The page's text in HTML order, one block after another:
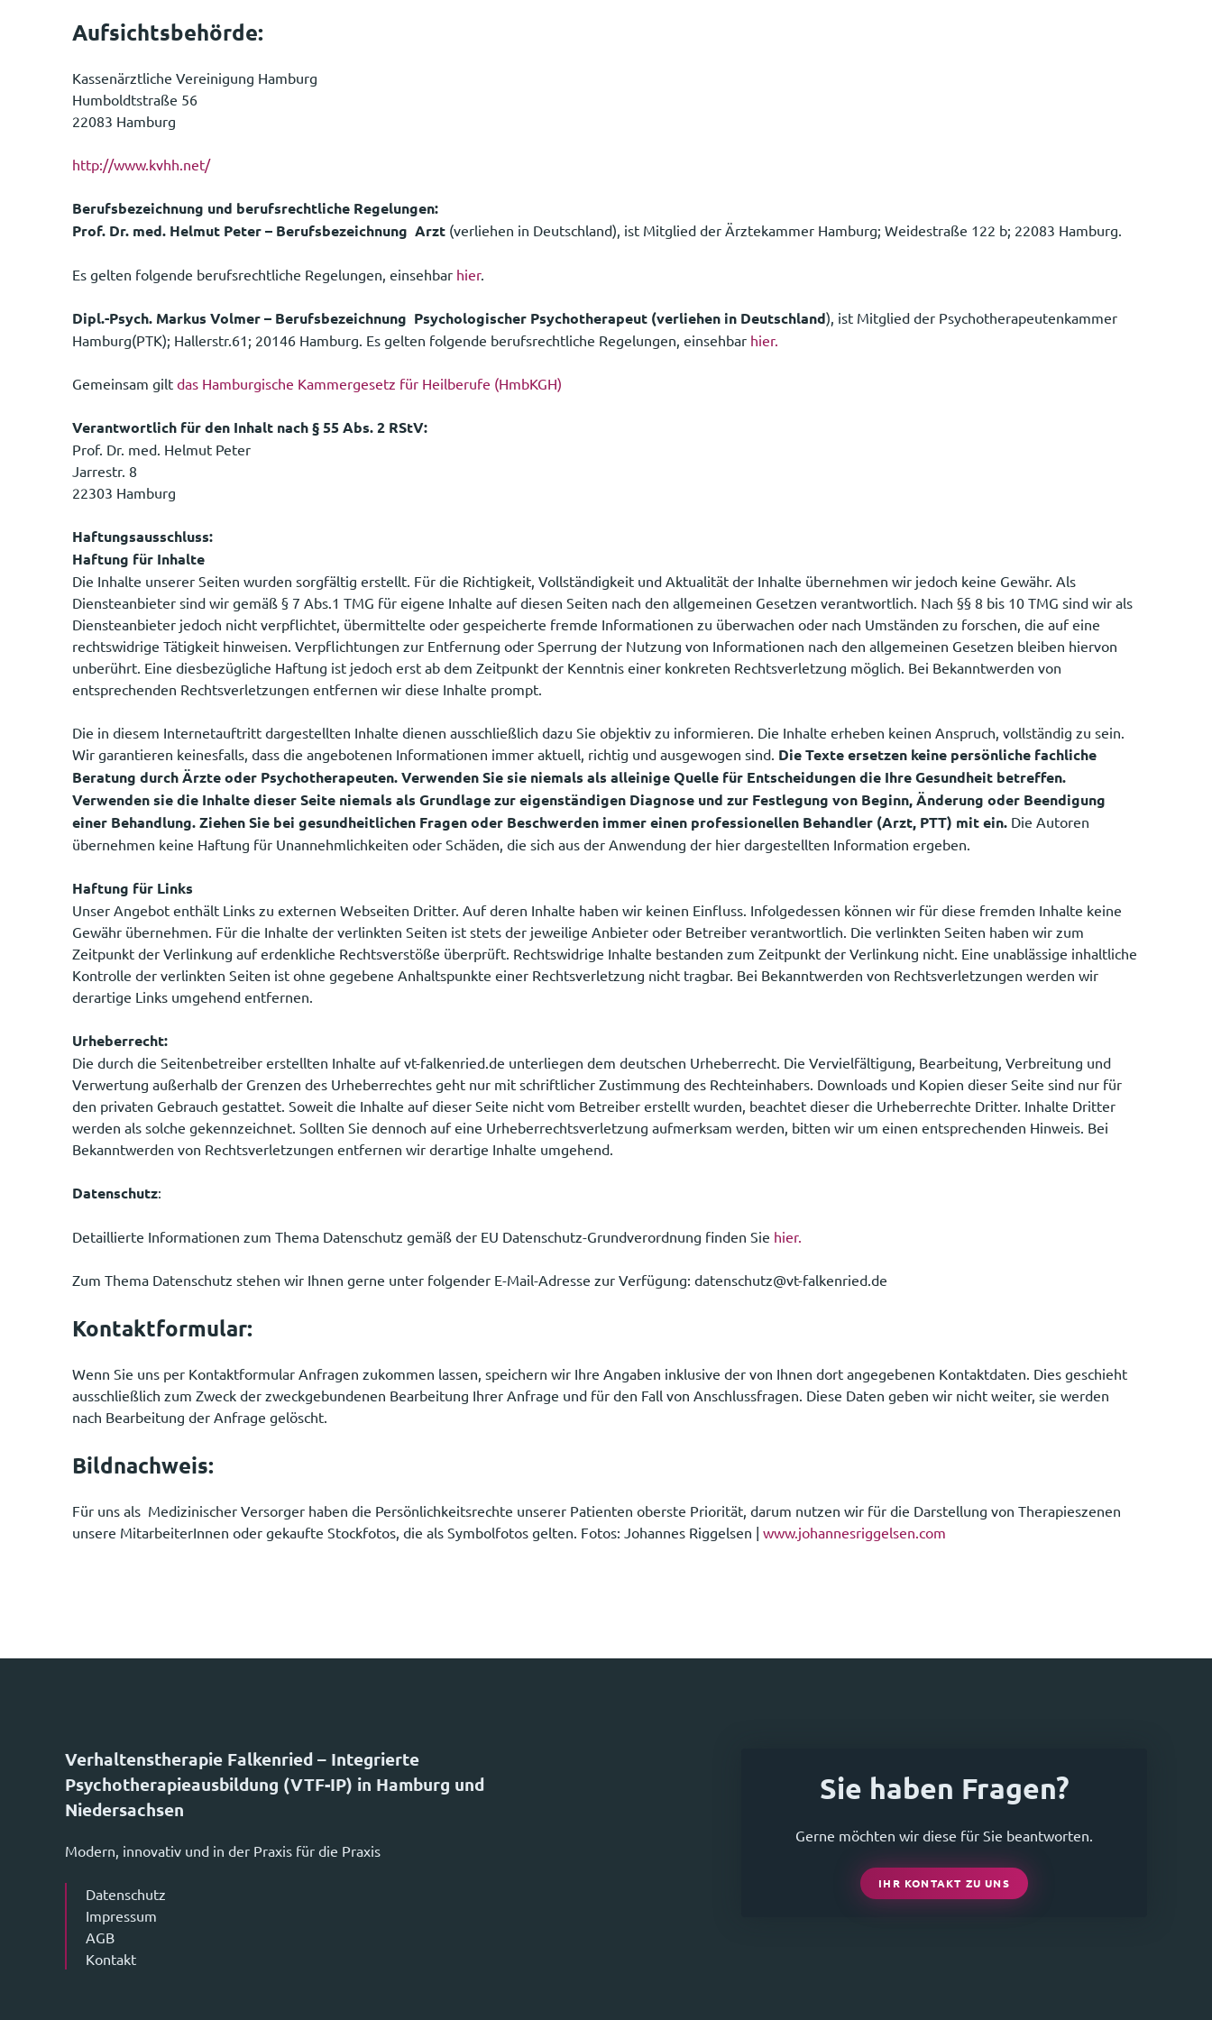
Aufsichtsbehörde:
Kassenärztliche Vereinigung Hamburg
Humboldtstraße 56
22083 Hamburg
http://www.kvhh.net/
Berufsbezeichnung und berufsrechtliche Regelungen:
Prof. Dr. med. Helmut Peter – Berufsbezeichnung Arzt (verliehen in Deutschland), ist Mitglied der Ärztekammer Hamburg; Weidestraße 122 b; 22083 Hamburg.
Es gelten folgende berufsrechtliche Regelungen, einsehbar hier.
Dipl.-Psych. Markus Volmer – Berufsbezeichnung Psychologischer Psychotherapeut (verliehen in Deutschland), ist Mitglied der Psychotherapeutenkammer
Hamburg(PTK); Hallerstr.61; 20146 Hamburg. Es gelten folgende berufsrechtliche Regelungen, einsehbar hier.
Gemeinsam gilt das Hamburgische Kammergesetz für Heilberufe (HmbKGH)
Verantwortlich für den Inhalt nach § 55 Abs. 2 RStV:
Prof. Dr. med. Helmut Peter
Jarrestr. 8
22303 Hamburg
Haftungsausschluss:
Haftung für Inhalte
Die Inhalte unserer Seiten wurden sorgfältig erstellt. Für die Richtigkeit, Vollständigkeit und Aktualität der Inhalte übernehmen wir jedoch keine Gewähr. Als
Diensteanbieter sind wir gemäß § 7 Abs.1 TMG für eigene Inhalte auf diesen Seiten nach den allgemeinen Gesetzen verantwortlich. Nach §§ 8 bis 10 TMG sind wir als
Diensteanbieter jedoch nicht verpflichtet, übermittelte oder gespeicherte fremde Informationen zu überwachen oder nach Umständen zu forschen, die auf eine
rechtswidrige Tätigkeit hinweisen. Verpflichtungen zur Entfernung oder Sperrung der Nutzung von Informationen nach den allgemeinen Gesetzen bleiben hiervon
unberührt. Eine diesbezügliche Haftung ist jedoch erst ab dem Zeitpunkt der Kenntnis einer konkreten Rechtsverletzung möglich. Bei Bekanntwerden von
entsprechenden Rechtsverletzungen entfernen wir diese Inhalte prompt.
Die in diesem Internetauftritt dargestellten Inhalte dienen ausschließlich dazu Sie objektiv zu informieren. Die Inhalte erheben keinen Anspruch, vollständig zu sein.
Wir garantieren keinesfalls, dass die angebotenen Informationen immer aktuell, richtig und ausgewogen sind. Die Texte ersetzen keine persönliche fachliche
Beratung durch Ärzte oder Psychotherapeuten. Verwenden Sie sie niemals als alleinige Quelle für Entscheidungen die Ihre Gesundheit betreffen.
Verwenden sie die Inhalte dieser Seite niemals als Grundlage zur eigenständigen Diagnose und zur Festlegung von Beginn, Änderung oder Beendigung
einer Behandlung. Ziehen Sie bei gesundheitlichen Fragen oder Beschwerden immer einen professionellen Behandler (Arzt, PTT) mit ein. Die Autoren
übernehmen keine Haftung für Unannehmlichkeiten oder Schäden, die sich aus der Anwendung der hier dargestellten Information ergeben.
Haftung für Links
Unser Angebot enthält Links zu externen Webseiten Dritter. Auf deren Inhalte haben wir keinen Einfluss. Infolgedessen können wir für diese fremden Inhalte keine
Gewähr übernehmen. Für die Inhalte der verlinkten Seiten ist stets der jeweilige Anbieter oder Betreiber verantwortlich. Die verlinkten Seiten haben wir zum
Zeitpunkt der Verlinkung auf erdenkliche Rechtsverstöße überprüft. Rechtswidrige Inhalte bestanden zum Zeitpunkt der Verlinkung nicht. Eine unablässige inhaltliche
Kontrolle der verlinkten Seiten ist ohne gegebene Anhaltspunkte einer Rechtsverletzung nicht tragbar. Bei Bekanntwerden von Rechtsverletzungen werden wir
derartige Links umgehend entfernen.
Urheberrecht:
Die durch die Seitenbetreiber erstellten Inhalte auf vt-falkenried.de unterliegen dem deutschen Urheberrecht. Die Vervielfältigung, Bearbeitung, Verbreitung und
Verwertung außerhalb der Grenzen des Urheberrechtes geht nur mit schriftlicher Zustimmung des Rechteinhabers. Downloads und Kopien dieser Seite sind nur für
den privaten Gebrauch gestattet. Soweit die Inhalte auf dieser Seite nicht vom Betreiber erstellt wurden, beachtet dieser die Urheberrechte Dritter. Inhalte Dritter
werden als solche gekennzeichnet. Sollten Sie dennoch auf eine Urheberrechtsverletzung aufmerksam werden, bitten wir um einen entsprechenden Hinweis. Bei
Bekanntwerden von Rechtsverletzungen entfernen wir derartige Inhalte umgehend.
Datenschutz:
Detaillierte Informationen zum Thema Datenschutz gemäß der EU Datenschutz-Grundverordnung finden Sie hier.
Zum Thema Datenschutz stehen wir Ihnen gerne unter folgender E-Mail-Adresse zur Verfügung: datenschutz@vt-falkenried.de
Kontaktformular:
Wenn Sie uns per Kontaktformular Anfragen zukommen lassen, speichern wir Ihre Angaben inklusive der von Ihnen dort angegebenen Kontaktdaten. Dies geschieht
ausschließlich zum Zweck der zweckgebundenen Bearbeitung Ihrer Anfrage und für den Fall von Anschlussfragen. Diese Daten geben wir nicht weiter, sie werden
nach Bearbeitung der Anfrage gelöscht.
Bildnachweis:
Für uns als Medizinischer Versorger haben die Persönlichkeitsrechte unserer Patienten oberste Priorität, darum nutzen wir für die Darstellung von Therapieszenen
unsere MitarbeiterInnen oder gekaufte Stockfotos, die als Symbolfotos gelten. Fotos: Johannes Riggelsen | www.johannesriggelsen.com
Verhaltenstherapie Falkenried – Integrierte
Psychotherapieausbildung (VTF-IP) in Hamburg und
Niedersachsen
Modern, innovativ und in der Praxis für die Praxis
Datenschutz
Impressum
AGB
Kontakt
Sie haben Fragen?
Gerne möchten wir diese für Sie beantworten.
IHR KONTAKT ZU UNS